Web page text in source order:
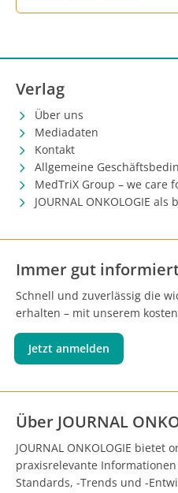
Verlag
Über uns
Mediadaten
Kontakt
Allgemeine
MedTriX Group – we care
JOURNAL ONKOLOGIE
Immer gut
Schnell und zuverlässig die
erhalten – mit unserem
Jetzt anmelden
Über JOURNAL
JOURNAL ONKOLOGIE
praxisrelevante
Standards, -Trends und -